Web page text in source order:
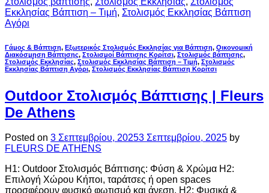
Εκκλησίας Βάπτιση – Τιμή, Στολισμός Εκκλησίας Βάπτιση
Αγόρι
Γάμος & Βάπτιση, Εξωτερικός Στολισμός Εκκλησίας για Βάπτιση, Οικονομική
Διακόσμηση Βάπτισης, Στολισμοί Βάπτισης Κορίτσι, Στολισμός βάπτισης,
Στολισμός Εκκλησίας, Στολισμός Εκκλησίας Βάπτιση – Τιμή, Στολισμός
Εκκλησίας Βάπτιση Αγόρι, Στολισμός Εκκλησίας Βάπτιση Κορίτσι
Outdoor Στολισμός Βάπτισης | Fleurs
De Athens
Posted on 3 Σεπτεμβρίου, 20253 Σεπτεμβρίου, 2025 by
FLEURS DE ATHENS
H1: Outdoor Στολισμός Βάπτισης: Φύση & Χρώμα H2:
Επιλογή Χώρου Κήποι, ταράτσες ή open spaces
προσφέρουν φυσικό φωτισμό και άνεση. H2: Φυσικά &